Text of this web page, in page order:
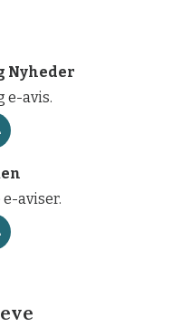
Nyheder
e-avis.
aviser.